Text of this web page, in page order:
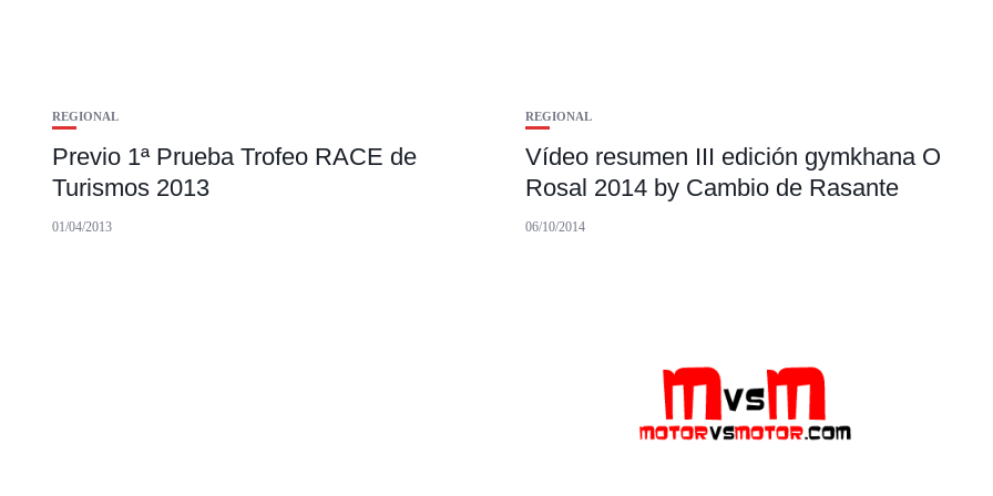
REGIONAL
Previo 1ª Prueba Trofeo RACE de
Turismos 2013
01/04/2013
REGIONAL
Vídeo resumen III edición gymkhana O
Rosal 2014 by Cambio de Rasante
06/10/2014